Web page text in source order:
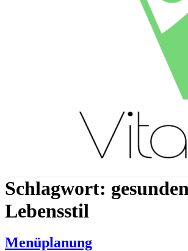
Schlagwort: gesunden
Lebensstil
Menüplanung